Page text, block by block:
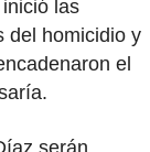
las
del homicidio y
el